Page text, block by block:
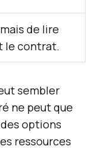
de lire
le contrat.
sembler
ne peut que
options
ressources